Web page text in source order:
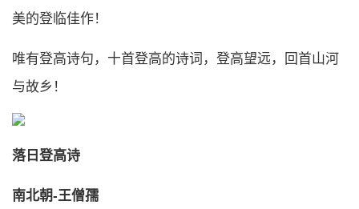
美的登临佳作！
唯有登高诗句，十首登高的诗词，登高望远，回首山河
与故乡！
落日登高诗
南北朝-王僧孺